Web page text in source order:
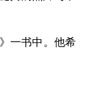
一书中。他希